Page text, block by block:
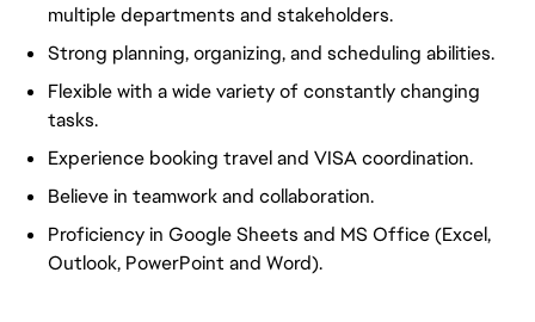
multiple departments and stakeholders.
Strong planning, organizing, and scheduling abilities.
Flexible with a wide variety of constantly changing
tasks.
Experience booking travel and VISA coordination.
Believe in teamwork and collaboration.
Proficiency in Google Sheets and MS Office (Excel,
Outlook, PowerPoint and Word).